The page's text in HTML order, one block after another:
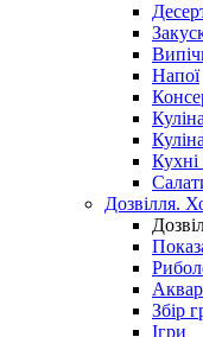
Напої
Кухні
Дозвілля.
Збір
Ігри